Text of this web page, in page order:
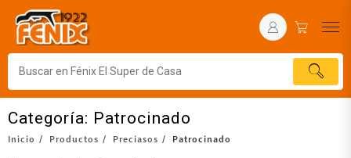
Categoría: Patrocinado
Inicio Productos Preciasos Patrocinado